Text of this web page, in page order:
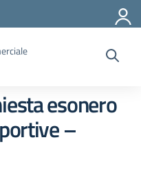
esonero
–